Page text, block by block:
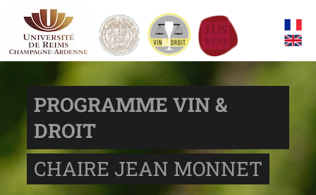
PROGRAMME VIN &
DROIT
CHAIRE JEAN MONNET